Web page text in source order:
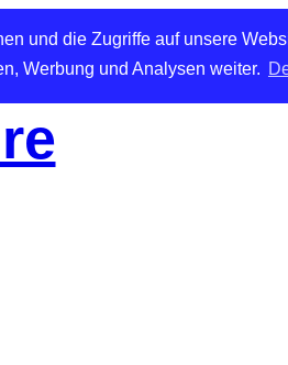
und die Zugriffe auf unsere
Werbung und Analysen weiter.